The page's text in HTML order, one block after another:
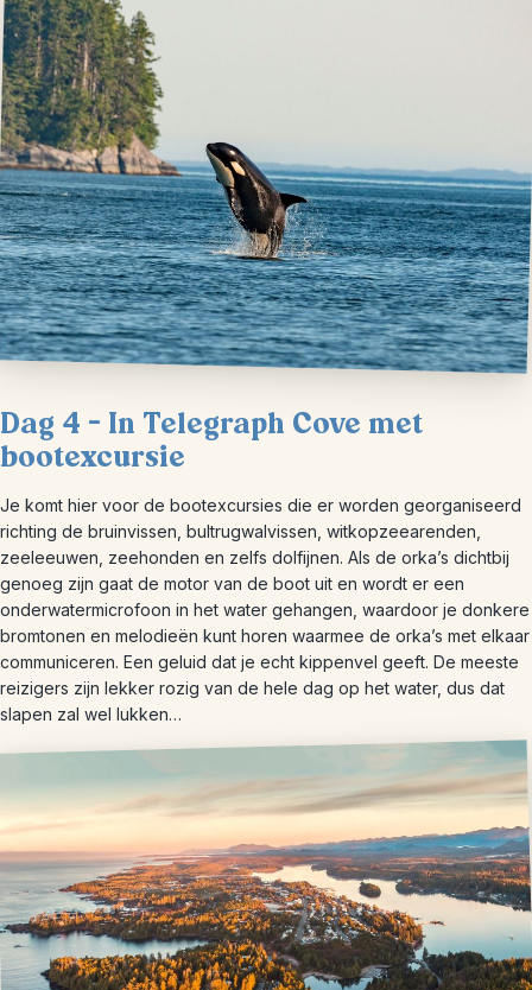
Dag 4 – In Telegraph Cove met
bootexcursie
Je komt hier voor de bootexcursies die er worden georganiseerd
richting de bruinvissen, bultrugwalvissen, witkopzeearenden,
zeeleeuwen, zeehonden en zelfs dolfijnen. Als de orka’s dichtbij
genoeg zijn gaat de motor van de boot uit en wordt er een
onderwatermicrofoon in het water gehangen, waardoor je donkere
bromtonen en melodieën kunt horen waarmee de orka’s met elkaar
communiceren. Een geluid dat je echt kippenvel geeft. De meeste
reizigers zijn lekker rozig van de hele dag op het water, dus dat
slapen zal wel lukken…